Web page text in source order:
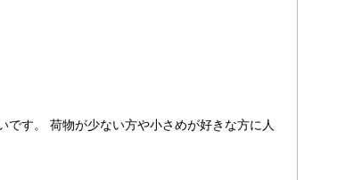
です。 荷物が少ない方や小さめが好きな方に人